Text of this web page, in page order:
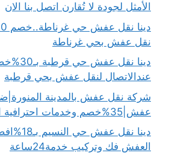
الأمثل لجودة لا تُقارن اتصل بنا الان
نقل عفش بحي غرناطة
دينا نقل
عندالاتصال لنقل عفش بحي قرطبة
عفش|35%خصم وخدمات احترافية اتصل الان
دينا نقل
العفش فك وتركيب خدمة24ساعة